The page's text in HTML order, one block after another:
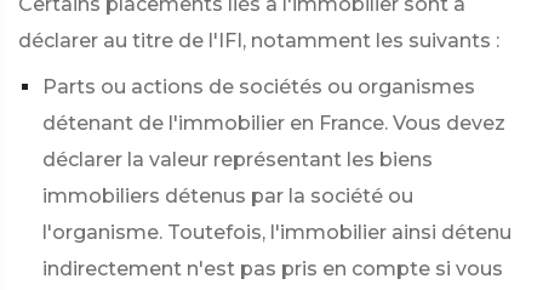
déclarer au titre de l'IFI, notamment les suivants :
Parts ou actions de sociétés ou organismes
détenant de l'immobilier en France. Vous devez
déclarer la valeur représentant les biens
immobiliers détenus par la société ou
l'organisme. Toutefois, l'immobilier ainsi détenu
indirectement n'est pas pris en compte si vous